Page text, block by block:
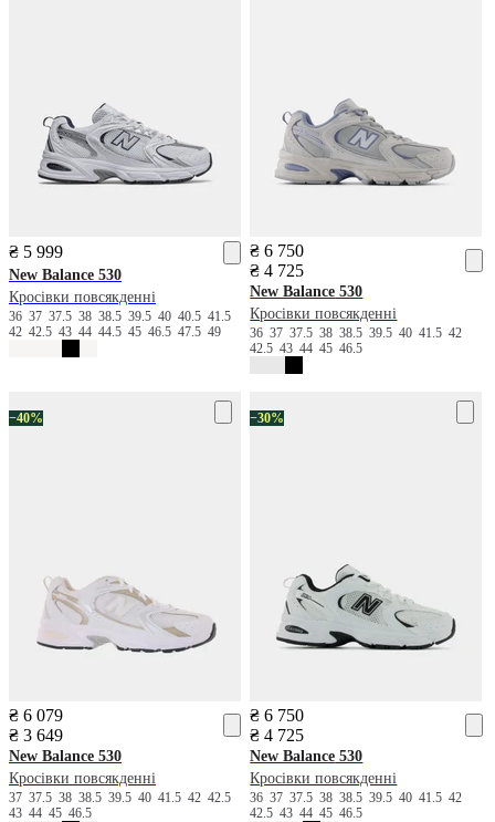
₴ 5 999
New Balance 530
Кросівки повсякденні
36 37 37.5 38 38.5 39.5 40 40.5 41.5
42 42.5 43 44 44.5 45 46.5 47.5 49
₴ 6 750
₴ 4 725
New Balance 530
Кросівки повсякденні
363737.53838.539.54041.542
42.543444546.5
−40%
₴ 6 079
₴ 3 649
New Balance 530
Кросівки повсякденні
37 37.5 38 38.5 39.5 40 41.5 42 42.5
43 44 45 46.5
−30%
₴ 6 750
₴ 4 725
New Balance 530
Кросівки повсякденні
363737.53838.539.54041.542
42.543444546.5